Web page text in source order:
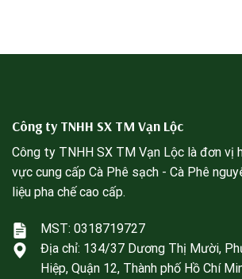
Công ty TNHH SX TM Vạn Lộc
Công ty TNHH SX TM Vạn Lộc là đơn vị
vực cung cấp Cà Phê sạch - Cà Phê
liệu pha chế cao cấp.
MST: 0318719727
Địa chỉ: 134/37 Dương Thị Mười,
Hiệp, Quận 12, Thành phố Hồ Chí